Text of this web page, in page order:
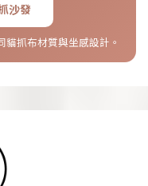
沙發
抓布材質與坐感設計。